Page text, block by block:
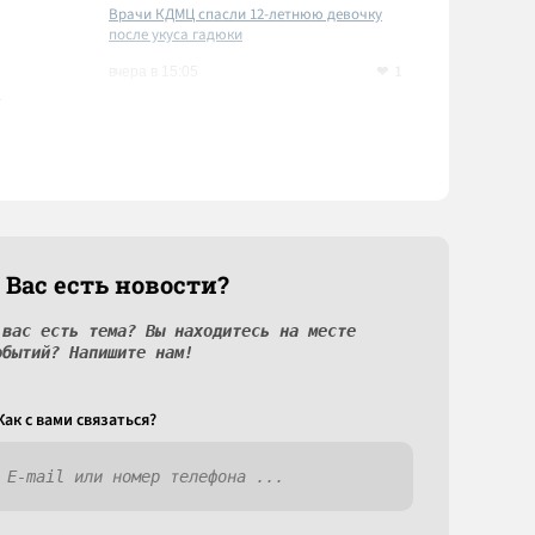
Врачи КДМЦ спасли 12-летнюю девочку
после укуса гадюки
есть новости?
есть тема? Вы находитесь на месте
Напишите нам!
c вами связаться?